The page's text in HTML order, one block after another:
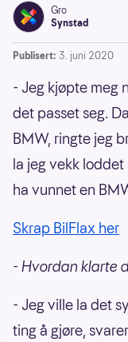
Gro
Synstad
Publisert: 3. juni 2020
- Jeg kjøpte meg
det passet seg.
BMW, ringte jeg
la jeg vekk loddet
ha vunnet en
Skrap BilFlax her
- Hvordan klarte
- Jeg ville la det
ting å gjøre,